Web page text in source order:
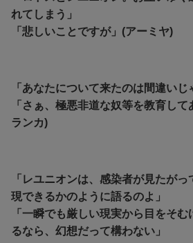
れてしまう」
「悲しいことですが」(アーミヤ)
「あなたについて来たのは間違いじ
「さぁ、極悪非道な奴等を教育し
ランカ)
「レユニオンは、感染者が見たが
現できるかのように語るのよ」
「一瞬でも厳しい現実から目をそ
るなら、幻想だって構わない」